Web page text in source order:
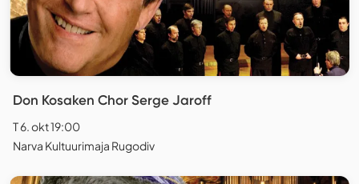
Don Kosaken Chor Serge Jaroff
T 6. okt 19:00
Narva Kultuurimaja Rugodiv